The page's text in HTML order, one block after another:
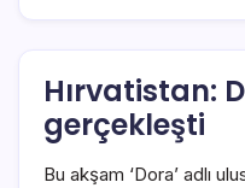
Hırvatistan:
gerçekleşti
Bu akşam ‘Dora’ adlı